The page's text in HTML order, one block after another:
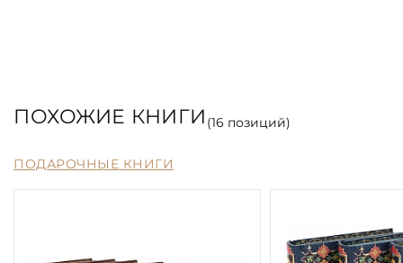
ПОХОЖИЕ КНИГИ (16 позиций)
ПОДАРОЧНЫЕ КНИГИ